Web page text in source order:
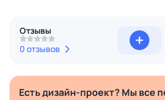
Отзывы
0 отзывов
Есть дизайн-проект? Мы все